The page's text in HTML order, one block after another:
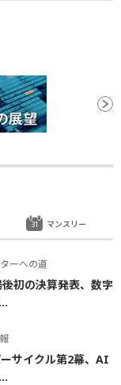
ーへの道
初の決算発表、数字
サイクル第2幕、AI
マンスリー